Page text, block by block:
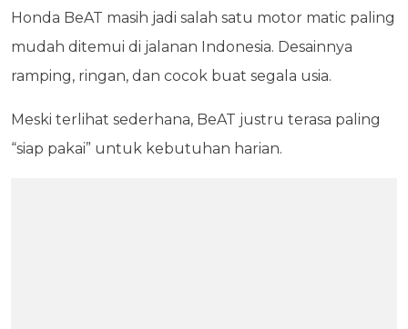
Honda BeAT masih jadi salah satu motor matic paling
mudah ditemui di jalanan Indonesia. Desainnya
ramping, ringan, dan cocok buat segala usia.
Meski terlihat sederhana, BeAT justru terasa paling
“siap pakai” untuk kebutuhan harian.